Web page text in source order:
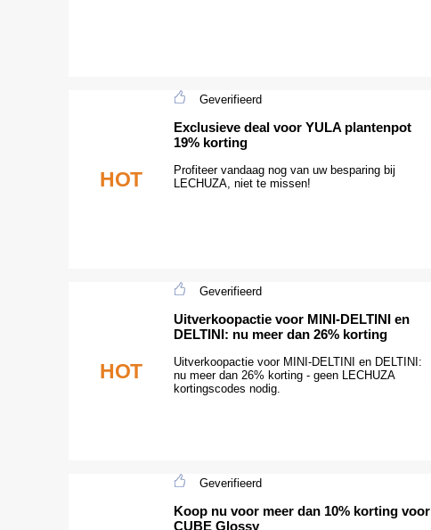
HOT
Geverifieerd
Exclusieve deal voor YULA plantenpot
19% korting
Profiteer vandaag nog van uw besparing bij
LECHUZA, niet te missen!
HOT
Geverifieerd
Uitverkoopactie voor MINI-DELTINI en
DELTINI: nu meer dan 26% korting
Uitverkoopactie voor MINI-DELTINI en DELTINI:
nu meer dan 26% korting - geen LECHUZA
kortingscodes nodig.
Geverifieerd
Koop nu voor meer dan 10% korting voor
CUBE Glossy